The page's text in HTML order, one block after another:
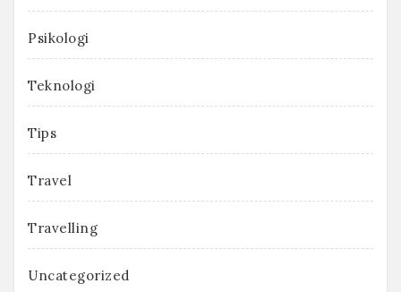
Psikologi
Teknologi
Tips
Travel
Travelling
Uncategorized